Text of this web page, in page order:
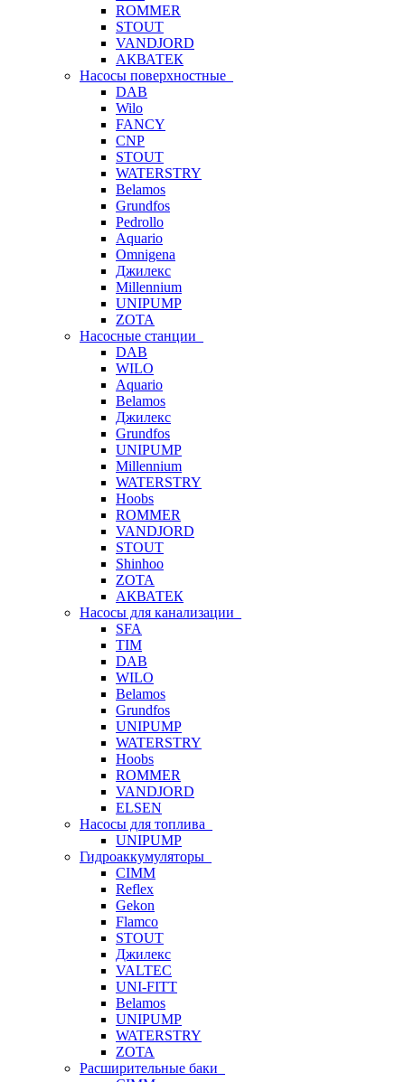
ROMMER
STOUT
VANDJORD
АКВАТЕК
Насосы поверхностные
DAB
Wilo
FANCY
CNP
STOUT
WATERSTRY
Belamos
Grundfos
Pedrollo
Aquario
Omnigena
Джилекс
Millennium
UNIPUMP
ZOTA
Насосные станции
DAB
WILO
Aquario
Belamos
Джилекс
Grundfos
UNIPUMP
Millennium
WATERSTRY
Hoobs
ROMMER
VANDJORD
STOUT
Shinhoo
ZOTA
АКВАТЕК
Насосы для канализации
SFA
TIM
DAB
WILO
Belamos
Grundfos
UNIPUMP
WATERSTRY
Hoobs
ROMMER
VANDJORD
ELSEN
Насосы для топлива
UNIPUMP
Гидроаккумуляторы
CIMM
Reflex
Gekon
Flamco
STOUT
Джилекс
VALTEC
UNI-FITT
Belamos
UNIPUMP
WATERSTRY
ZOTA
Расширительные баки